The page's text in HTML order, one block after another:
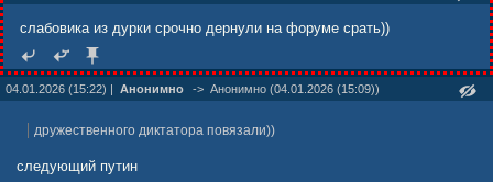
слабовика из дурки срочно дернули на форуме срать))
04.01.2026 (15:22) | Анонимно -> Анонимно (04.01.2026 (15:09))
дружественного диктатора повязали))
следующий путин